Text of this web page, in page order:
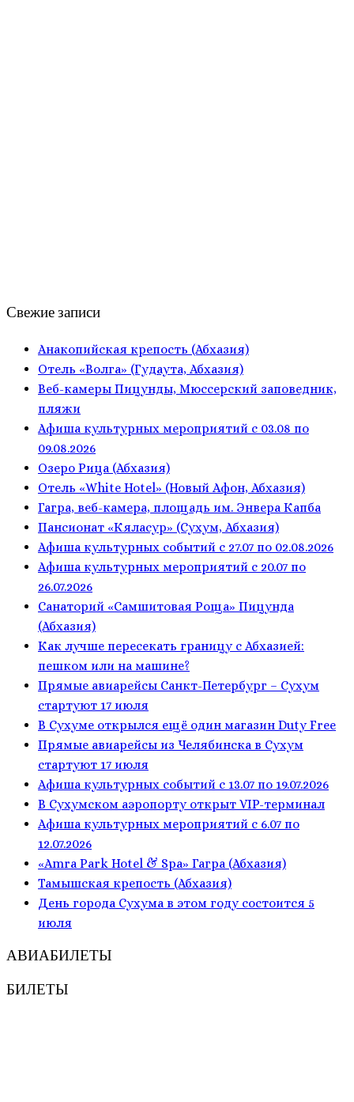
Свежие записи
Анакопийская крепость (Абхазия)
Отель «Волга» (Гудаута, Абхазия)
Веб-камеры Пицунды, Мюссерский заповедник,
пляжи
Афиша культурных мероприятий с 03.08 по
09.08.2026
Озеро Рица (Абхазия)
Отель «White Hotel» (Новый Афон, Абхазия)
Гагра, веб-камера, площадь им. Энвера Капба
Пансионат «Кяласур» (Сухум, Абхазия)
Афиша культурных событий с 27.07 по 02.08.2026
Афиша культурных мероприятий с 20.07 по
26.07.2026
Санаторий «Самшитовая Роща» Пицунда
(Абхазия)
Как лучше пересекать границу с Абхазией:
пешком или на машине?
Прямые авиарейсы Санкт-Петербург – Сухум
стартуют 17 июля
В Сухуме открылся ещё один магазин Duty Free
Прямые авиарейсы из Челябинска в Сухум
стартуют 17 июля
Афиша культурных событий с 13.07 по 19.07.2026
В Сухумском аэропорту открыт VIP-терминал
Афиша культурных мероприятий с 6.07 по
12.07.2026
«Amra Park Hotel & Spa» Гагра (Абхазия)
Тамышская крепость (Абхазия)
День города Сухума в этом году состоится 5
июля
АВИАБИЛЕТЫ
БИЛЕТЫ